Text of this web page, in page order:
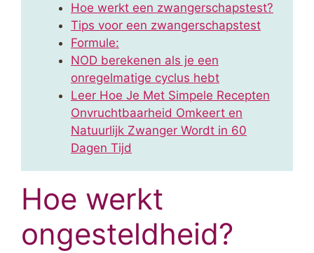
Hoe werkt een zwangerschapstest?
Tips voor een zwangerschapstest
Formule:
NOD berekenen als je een
onregelmatige cyclus hebt
Leer Hoe Je Met Simpele Recepten
Onvruchtbaarheid Omkeert en
Natuurlijk Zwanger Wordt in 60
Dagen Tijd
Hoe werkt
ongesteldheid?